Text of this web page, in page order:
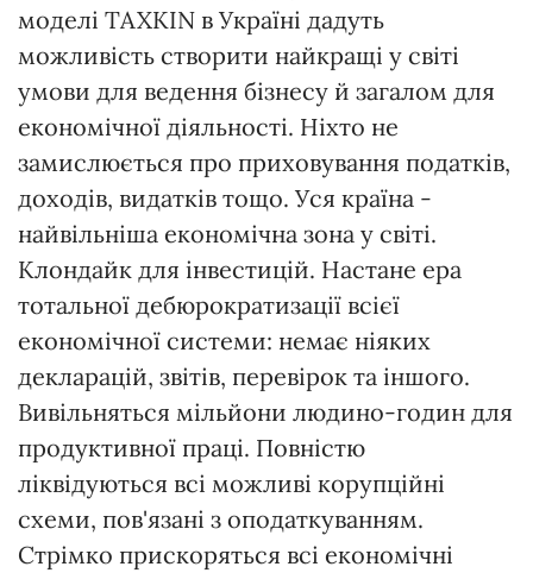
моделі TAXKIN в Україні дадуть
можливість створити найкращі у світі
умови для ведення бізнесу й загалом для
економічної діяльності. Ніхто не
замислюється про приховування податків,
доходів, видатків тощо. Уся країна -
найвільніша економічна зона у світі.
Клондайк для інвестицій. Настане ера
тотальної дебюрократизації всієї
економічної системи: немає ніяких
декларацій, звітів, перевірок та іншого.
Вивільняться мільйони людино-годин для
продуктивної праці. Повністю
ліквідуються всі можливі корупційні
схеми, пов'язані з оподаткуванням.
Стрімко прискоряться всі економічні